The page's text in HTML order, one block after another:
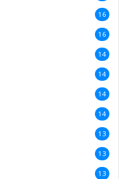
16
16
14
14
14
14
13
13
13